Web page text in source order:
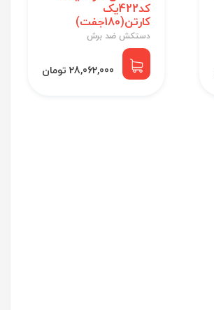
کد422یک
کارتن(180جفت)
دستکش ضد برش
28,062,000 تومان